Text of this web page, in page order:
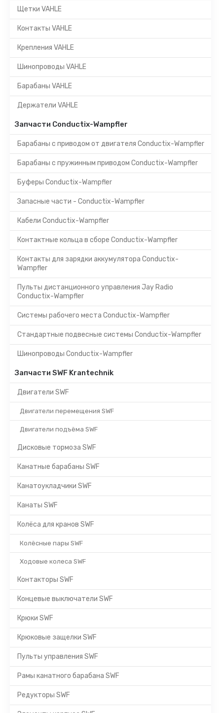
Щетки VAHLE
Контакты VAHLE
Крепления VAHLE
Шинопроводы VAHLE
Барабаны VAHLE
Держатели VAHLE
Запчасти Conductix-Wampfler
Барабаны с приводом от двигателя Conductix-Wampfler
Барабаны с пружинным приводом Conductix-Wampfler
Буферы Conductix-Wampfler
Запасные части - Conductix-Wampfler
Кабели Conductix-Wampfler
Контактные кольца в сборе Conductix-Wampfler
Контакты для зарядки аккумулятора Conductix-
Wampfler
Пульты дистанционного управления Jay Radio
Conductix-Wampfler
Системы рабочего места Conductix-Wampfler
Стандартные подвесные системы Conductix-Wampfler
Шинопроводы Conductix-Wampfler
Запчасти SWF Krantechnik
Двигатели SWF
Двигатели перемещения SWF
Двигатели подъёма SWF
Дисковые тормоза SWF
Канатные барабаны SWF
Канатоукладчики SWF
Канаты SWF
Колёса для кранов SWF
Колёсные пары SWF
Ходовые колеса SWF
Контакторы SWF
Концевые выключатели SWF
Крюки SWF
Крюковые защелки SWF
Пульты управления SWF
Рамы канатного барабана SWF
Редукторы SWF